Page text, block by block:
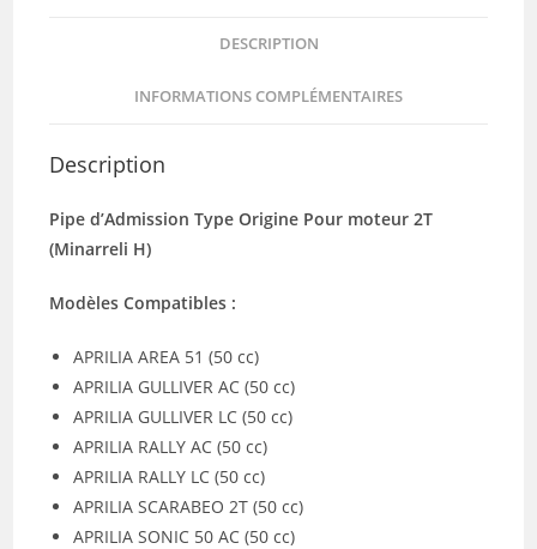
DESCRIPTION
INFORMATIONS COMPLÉMENTAIRES
Description
Pipe d’Admission Type Origine Pour moteur 2T
(Minarreli H)
Modèles Compatibles :
APRILIA AREA 51 (50 cc)
APRILIA GULLIVER AC (50 cc)
APRILIA GULLIVER LC (50 cc)
APRILIA RALLY AC (50 cc)
APRILIA RALLY LC (50 cc)
APRILIA SCARABEO 2T (50 cc)
APRILIA SONIC 50 AC (50 cc)